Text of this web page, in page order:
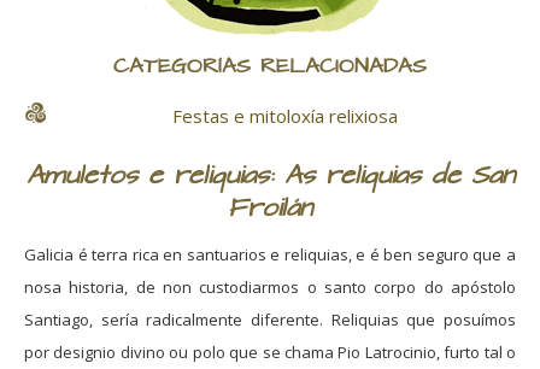
CATEGORÍAS RELACIONADAS
Festas e mitoloxía relixiosa
Amuletos e reliquias: As reliquias de San
Froilán
Galicia é terra rica en santuarios e reliquias, e é ben seguro que a
nosa historia, de non custodiarmos o santo corpo do apóstolo
Santiago, sería radicalmente diferente. Reliquias que posuímos
por designio divino ou polo que se chama Pio Latrocinio, furto tal o